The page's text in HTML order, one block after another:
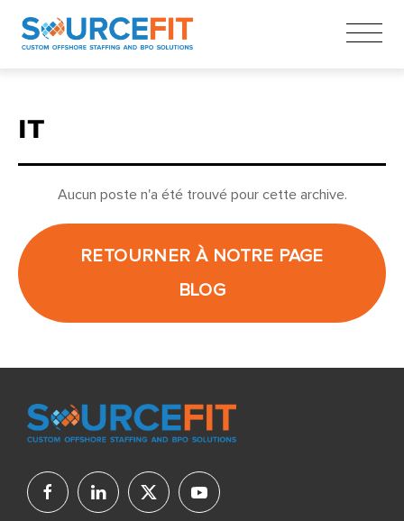
IT
Aucun poste n'a été trouvé pour cette archive.
RETOURNER À NOTRE PAGE
BLOG